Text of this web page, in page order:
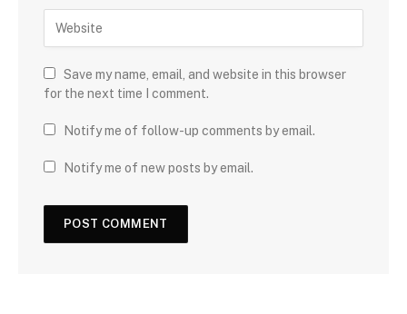
Save my name, email, and website in this browser
for the next time I comment.
Notify me of follow-up comments by email.
Notify me of new posts by email.